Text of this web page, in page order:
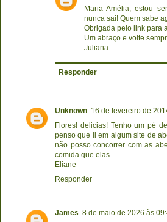
Maria Amélia, estou
nunca sai! Quem sabe
Obrigada pelo link para
Um abraço e volte
Juliana.
Responder
Unknown 16 de fevereiro de
Flores! delicias! Tenho um pé
penso que li em algum site de
não posso concorrer com as
comida que elas...
Eliane
Responder
James 8 de maio de 2026 às